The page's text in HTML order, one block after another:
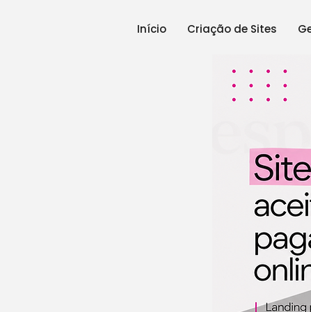
Início Criação de Sites